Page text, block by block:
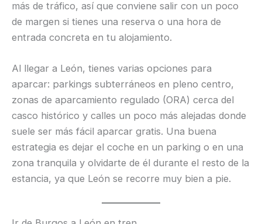
más de tráfico, así que conviene salir con un poco
de margen si tienes una reserva o una hora de
entrada concreta en tu alojamiento.
Al llegar a León, tienes varias opciones para
aparcar: parkings subterráneos en pleno centro,
zonas de aparcamiento regulado (ORA) cerca del
casco histórico y calles un poco más alejadas donde
suele ser más fácil aparcar gratis. Una buena
estrategia es dejar el coche en un parking o en una
zona tranquila y olvidarte de él durante el resto de la
estancia, ya que León se recorre muy bien a pie.